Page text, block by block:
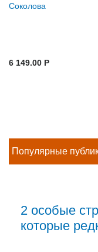
Соколова
6 149.00 P
Популярные
2 особые
которые